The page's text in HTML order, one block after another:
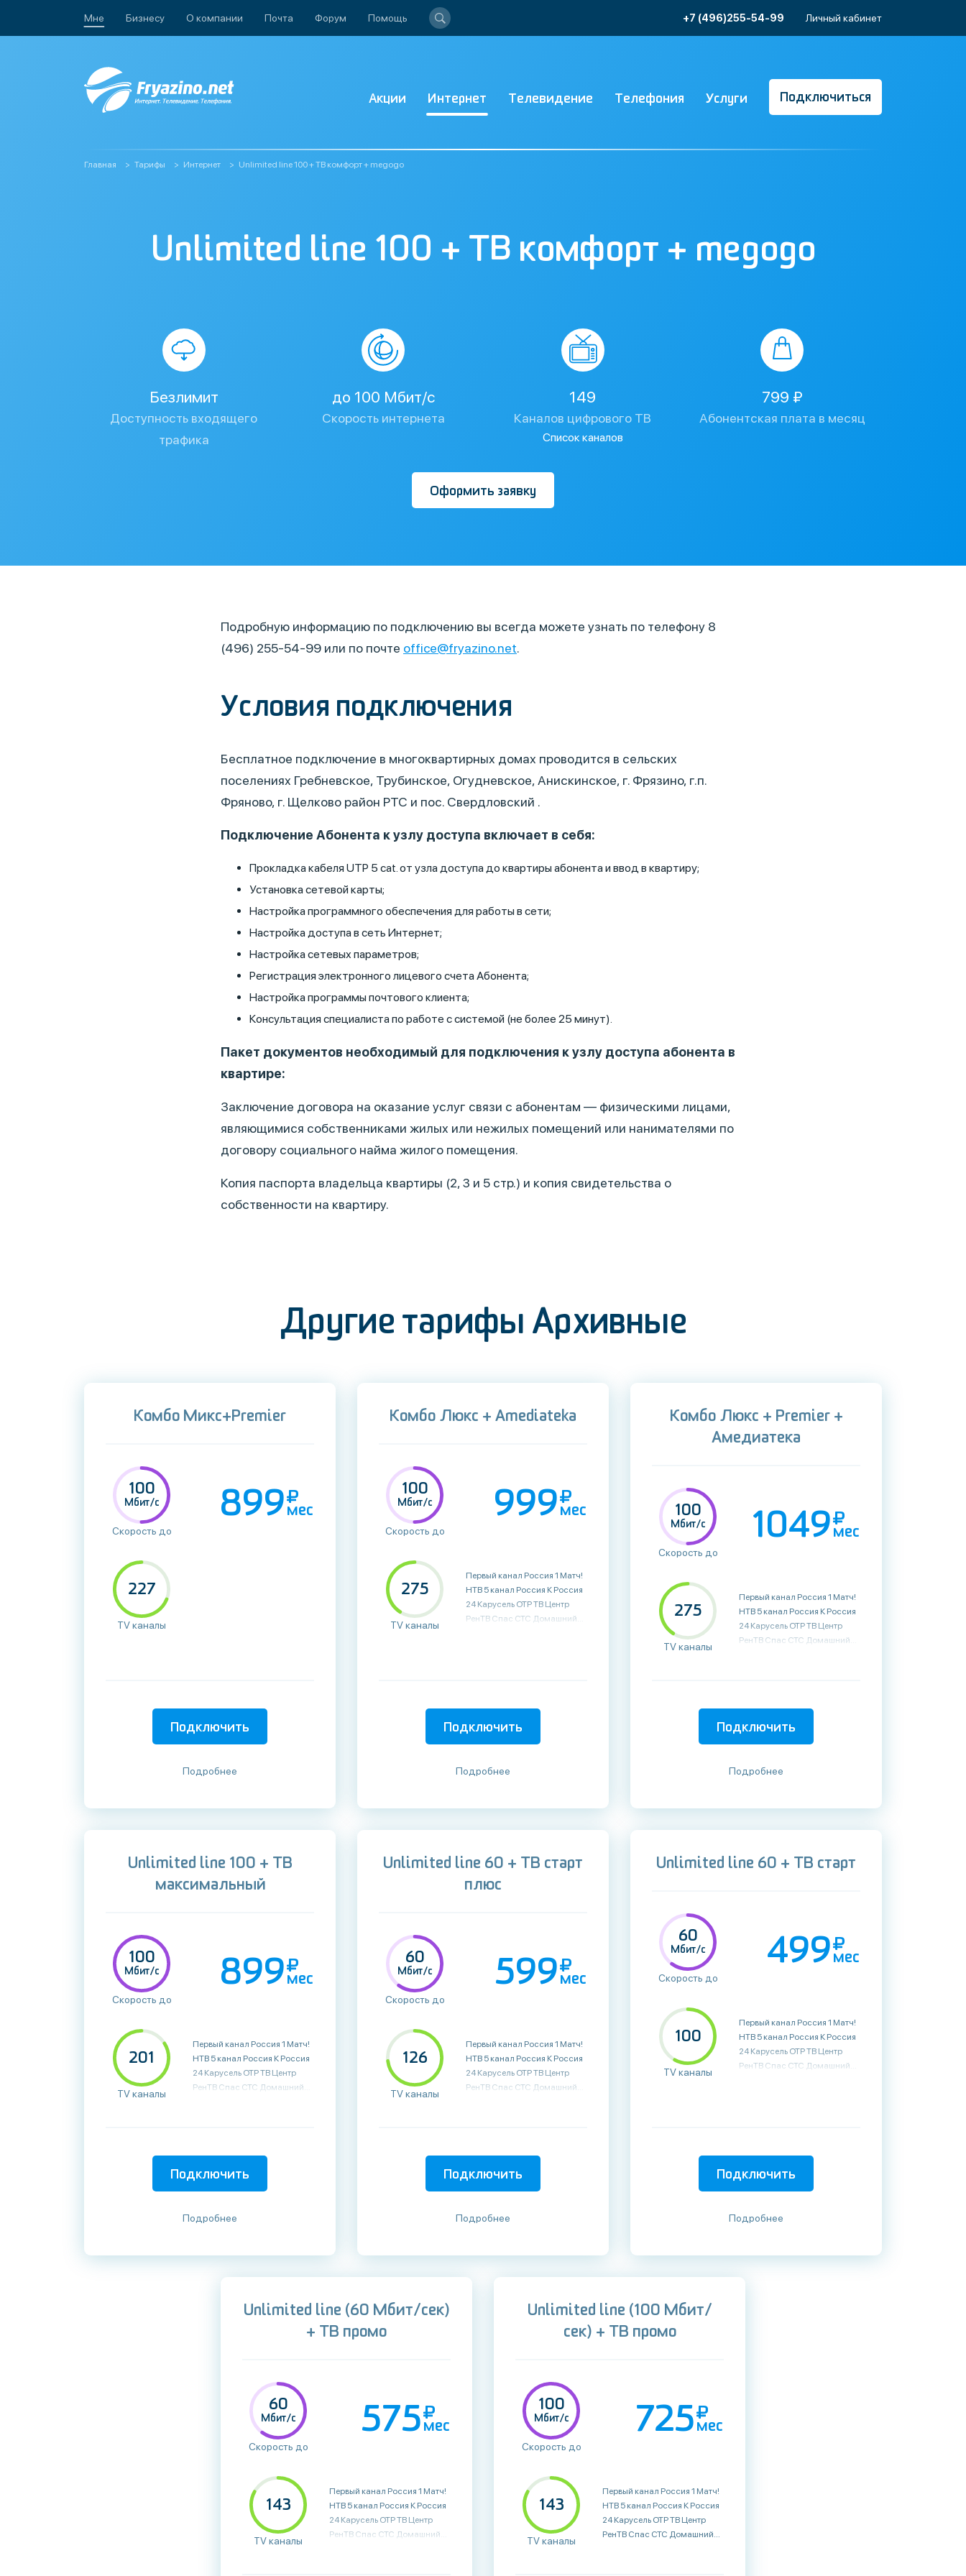
Мне Бизнесу О компании Почта Форум Помощь +7 (496)255-54-99 Личный кабинет
Акции Интернет Телевидение Телефония Услуги Подключиться
Главная Тарифы Интернет Unlimited line 100 + ТВ комфорт + megogo
Unlimited line 100 + ТВ комфорт + megogo
Безлимит
Доступность входящего
трафика
до 100 Мбит/с
Скорость интернета
149
Каналов цифрового ТВ
Список каналов
799 ₽
Абонентская плата в месяц
Оформить заявку
Подробную информацию по подключению вы всегда можете узнать по телефону 8
(496) 255-54-99 или по почте office@fryazino.net.
Условия подключения
Бесплатное подключение в многоквартирных домах проводится в сельских
поселениях Гребневское, Трубинское, Огудневское, Анискинское, г. Фрязино, г.п.
Фряново, г. Щелково район РТС и пос. Свердловский .
Подключение Абонента к узлу доступа включает в себя:
Прокладка кабеля UTP 5 сat. от узла доступа до квартиры абонента и ввод в квартиру;
Установка сетевой карты;
Настройка программного обеспечения для работы в сети;
Настройка доступа в сеть Интернет;
Настройка сетевых параметров;
Регистрация электронного лицевого счета Абонента;
Настройка программы почтового клиента;
Консультация специалиста по работе с системой (не более 25 минут).
Пакет документов необходимый для подключения к узлу доступа абонента в
квартире:
Заключение договора на оказание услуг связи с абонентам — физическими лицами,
являющимися собственниками жилых или нежилых помещений или нанимателями по
договору социального найма жилого помещения.
Копия паспорта владельца квартиры (2, 3 и 5 стр.) и копия свидетельства о
собственности на квартиру.
Другие тарифы Архивные
Комбо Микс+Premier
100
Мбит/с
Скорость до
899мес
227
TV каналы
Подключить
Подробнее
Комбо Люкс + Amediateka
100
Мбит/с
Скорость до
999мес
275
TV каналы
Первый канал Россия 1 Матч! НТВ 5 канал Россия К Россия 24 Карусель ОТР ТВ Центр РенТВ Спас СТС Домашний ТВ3 Пятница! Звезда МИР ТНТ Муз-ТВ 360° HD Москва 24 Канал Disney Суббота! Че Москва Доверие 2x2 Ю ТНТ4 СТС Love Россия HD МАТЧ! HD ТНТ HD СТС HD ТВ3 HD Пятница HD Суббота! HD Домашний HD РенТВ HD ТНТ4 HD РБК HD ЗВЕЗДА плюс HD Киноман Кино ТВ Синема Камеди HD Родное кино Киномикс HD Наше новое кино HD Кинокомедия HD Shopping Live Ювелирочка Киноужас HD НСТ TV21 PRO100TV Timeless Dizi Channel Русский роман Русский бестселлер Русский Детектив
Подключить
Подробнее
Комбо Люкс + Premier +
Амедиатека
100
Мбит/с
Скорость до
1049мес
275
TV каналы
Первый канал Россия 1 Матч! НТВ 5 канал Россия К Россия 24 Карусель ОТР ТВ Центр РенТВ Спас СТС Домашний ТВ3 Пятница! Звезда МИР ТНТ Муз-ТВ 360° HD Москва 24 Канал Disney Суббота! Че Москва Доверие 2x2 Ю ТНТ4 СТС Love Россия HD МАТЧ! HD ТНТ HD СТС HD ТВ3 HD Пятница HD Суббота! HD Домашний HD РенТВ HD ТНТ4 HD РБК HD ЗВЕЗДА плюс HD Киноман Кино ТВ Синема Камеди HD Родное кино Киномикс HD Наше новое кино HD Кинокомедия HD Shopping Live Ювелирочка Киноужас HD НСТ TV21 PRO100TV Timeless Dizi Channel Русский роман Русский бестселлер Русский Детектив
Подключить
Подробнее
Unlimited line 100 + ТВ
максимальный
100
Мбит/с
Скорость до
899мес
201
TV каналы
Первый канал Россия 1 Матч! НТВ 5 канал Россия К Россия 24 Карусель ОТР ТВ Центр РенТВ Спас СТС Домашний ТВ3 Пятница! Звезда МИР ТНТ Муз-ТВ 360° HD Москва 24 Канал Disney Суббота! Че Москва Доверие 2x2 Ю ТНТ4 СТС Love Россия HD МАТЧ! HD ТНТ HD СТС HD ТВ3 HD Пятница HD Суббота! HD Домашний HD РенТВ HD ТНТ4 HD РБК HD Киноман Авто 24 Кино ТВ Синема Киномикс HD Наше новое кино HD Кинокомедия HD Ювелирочка Киноужас HD НСТ Русский роман Русский бестселлер Русский Иллюзион Иллюзион+ Еврокино Торре Рикка Витрина ТВ НТВ Хит STAR Family HD
Подключить
Подробнее
Unlimited line 60 + ТВ старт
плюс
60
Мбит/с
Скорость до
599мес
126
TV каналы
Первый канал Россия 1 Матч! НТВ 5 канал Россия К Россия 24 Карусель ОТР ТВ Центр РенТВ Спас СТС Домашний ТВ3 Пятница! Звезда МИР ТНТ Муз-ТВ 360° HD Москва 24 Канал Disney Суббота! Че Москва Доверие 2x2 Ю ТНТ4 СТС Love Россия HD МАТЧ! HD ТНТ HD ТВ3 HD Суббота! HD ТНТ4 HD РБК HD Shopping Live Ювелирочка Торре Рикка Витрина ТВ Футбол Открытый мир Первый канал HD МультиМузыка Радость Моя Home 4K Fashion TV 4K Известия МИР 24 RTD HD RT HD 360° HD 360 Новости HD Успех Pro Бизнес Вместе-РФ Беларусь 24 Союз БелРос
Подключить
Подробнее
Unlimited line 60 + ТВ старт
60
Мбит/с
Скорость до
499мес
100
TV каналы
Первый канал Россия 1 Матч! НТВ 5 канал Россия К Россия 24 Карусель ОТР ТВ Центр РенТВ Спас СТС Домашний ТВ3 Пятница! Звезда МИР ТНТ Муз-ТВ 360° HD Москва 24 Канал Disney Суббота! Че Москва Доверие 2x2 Ю ТНТ4 СТС Love Россия HD МАТЧ! HD ТНТ HD ТВ3 HD Пятница HD Суббота! HD ТНТ4 HD РБК HD Shopping Live Ювелирочка Торре Рикка Витрина ТВ Первый канал HD Home 4K Fashion TV 4K МИР 24 RT HD 360° HD 360 Новости HD Успех Вместе-РФ Беларусь 24 Большая Азия HD ТНВ Планета Сочи 24 Катунь 24 Загородная жизнь Тномер Диалоги о рыбалке HD SochiLive.TV HD
Подключить
Подробнее
Unlimited line (60 Мбит/сек)
+ ТВ промо
60
Мбит/с
Скорость до
575мес
143
TV каналы
Первый канал Россия 1 Матч! НТВ 5 канал Россия К Россия 24 Карусель ОТР ТВ Центр РенТВ Спас СТС Домашний ТВ3 Пятница! Звезда МИР ТНТ Муз-ТВ 360° HD Москва 24 Канал Disney Суббота! Че Москва Доверие 2x2 Ю ТНТ4 СТС Love Россия HD МАТЧ! HD ТНТ HD ТВ3 HD Пятница HD Суббота! HD ТНТ4 HD РБК HD Авто 24 Кино ТВ Синема Shopping Live Ювелирочка НСТ Русский роман Русский бестселлер Еврокино Торре Рикка Витрина ТВ Футбол Спортивный HD Русский Экстрим Открытый мир Первый канал HD Мульт Рыжий МультиМузыка Радость Моя Home 4K Fashion TV 4K
Unlimited line (100 Мбит/
сек) + ТВ промо
100
Мбит/с
Скорость до
725мес
143
TV каналы
Первый канал Россия 1 Матч! НТВ 5 канал Россия К Россия 24 Карусель ОТР ТВ Центр РенТВ Спас СТС Домашний ТВ3 Пятница! Звезда МИР ТНТ Муз-ТВ 360° HD Москва 24 Канал Disney Суббота! Че Москва Доверие 2x2 Ю ТНТ4 СТС Love Россия HD МАТЧ! HD ТНТ HD ТВ3 HD Пятница HD Суббота! HD ТНТ4 HD РБК HD Авто 24 Кино ТВ Синема Shopping Live Ювелирочка НСТ Русский роман Русский бестселлер Еврокино Торре Рикка Витрина ТВ Футбол Спортивный HD Русский Экстрим Открытый мир Первый канал HD Мульт Рыжий МультиМузыка Радость Моя Home 4K Fashion TV 4K